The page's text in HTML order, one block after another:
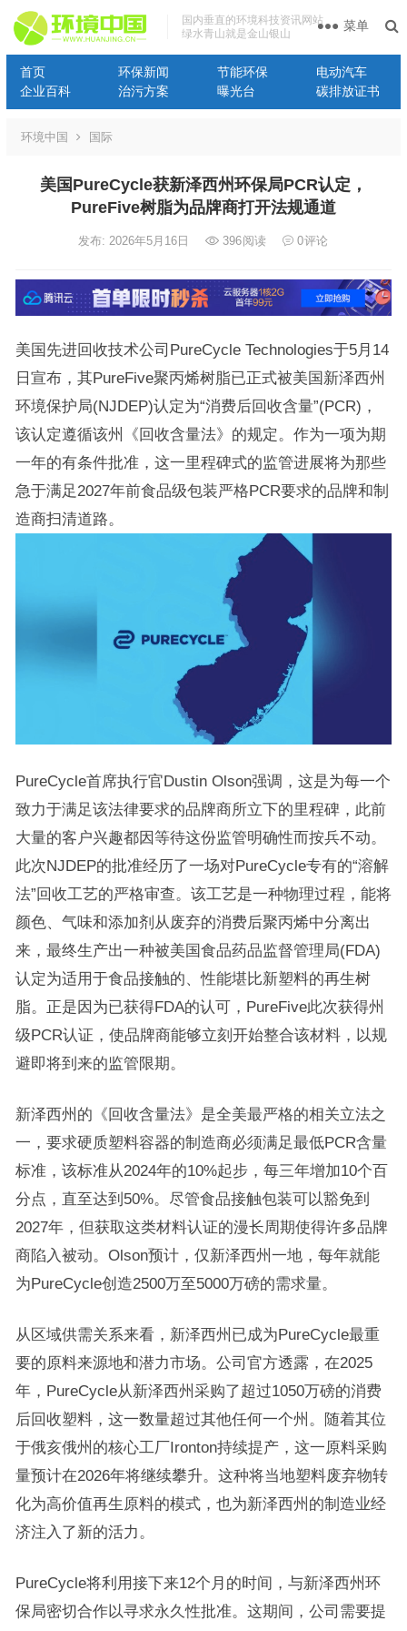
国内垂直的环境科技资讯网站
绿水青山就是金山银山
首页 环保新闻 节能环保
电动汽车
企业百科
治污方案 曝光台 碳排放证书
菜单
环境中国 国际
美国PureCycle获新泽西州环保局PCR认定，
PureFive树脂为品牌商打开法规通道
发布: 2026年5月16日 396阅读 0评论
美国先进回收技术公司PureCycle Technologies于5月14
日宣布，其PureFive聚丙烯树脂已正式被美国新泽西州
环境保护局(NJDEP)认定为“消费后回收含量”(PCR)，
该认定遵循该州《回收含量法》的规定。作为一项为期
一年的有条件批准，这一里程碑式的监管进展将为那些
急于满足2027年前食品级包装严格PCR要求的品牌和制
造商扫清道路。
PureCycle首席执行官Dustin Olson强调，这是为每一个
致力于满足该法律要求的品牌商所立下的里程碑，此前
大量的客户兴趣都因等待这份监管明确性而按兵不动。
此次NJDEP的批准经历了一场对PureCycle专有的“溶解
法”回收工艺的严格审查。该工艺是一种物理过程，能将
颜色、气味和添加剂从废弃的消费后聚丙烯中分离出
来，最终生产出一种被美国食品药品监督管理局(FDA)
认定为适用于食品接触的、性能堪比新塑料的再生树
脂。正是因为已获得FDA的认可，PureFive此次获得州
级PCR认证，使品牌商能够立刻开始整合该材料，以规
避即将到来的监管限期。
新泽西州的《回收含量法》是全美最严格的相关立法之
一，要求硬质塑料容器的制造商必须满足最低PCR含量
标准，该标准从2024年的10%起步，每三年增加10个百
分点，直至达到50%。尽管食品接触包装可以豁免到
2027年，但获取这类材料认证的漫长周期使得许多品牌
商陷入被动。Olson预计，仅新泽西州一地，每年就能
为PureCycle创造2500万至5000万磅的需求量。
从区域供需关系来看，新泽西州已成为PureCycle最重
要的原料来源地和潜力市场。公司官方透露，在2025
年，PureCycle从新泽西州采购了超过1050万磅的消费
后回收塑料，这一数量超过其他任何一个州。随着其位
于俄亥俄州的核心工厂Ironton持续提产，这一原料采购
量预计在2026年将继续攀升。这种将当地塑料废弃物转
化为高价值再生原料的模式，也为新泽西州的制造业经
济注入了新的活力。
PureCycle将利用接下来12个月的时间，与新泽西州环
保局密切合作以寻求永久性批准。这期间，公司需要提